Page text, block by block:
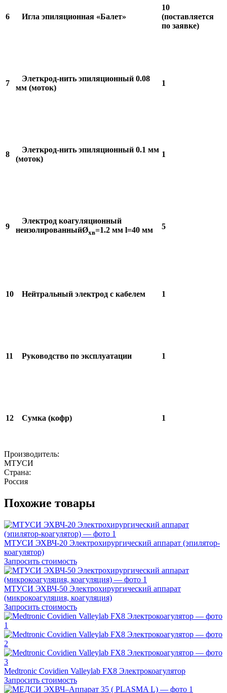
6 Игла эпиляционная «Балет»
10
(поставляется
по заявке)
7
Элеткрод-нить эпиляционный 0.08
мм (моток)
1
8
Элеткрод-нить эпиляционный 0.1 мм
(моток)
1
9
Электрод коагуляционный
неизолированныйØхв=1.2 мм l=40 мм 5
10 Нейтральный электрод с кабелем 1
11 Руководство по эксплуатации 1
12 Сумка (кофр) 1
Производитель:
МТУСИ
Страна:
Россия
Похожие товары
МТУСИ ЭХВЧ-20 Электрохирургический аппарат (эпилятор-
коагулятор)
Запросить стоимость
МТУСИ ЭХВЧ-50 Электрохирургический аппарат
(микрокоагуляция, коагуляция)
Запросить стоимость
Medtronic Covidien Valleylab FX8 Электрокоагулятор
Запросить стоимость